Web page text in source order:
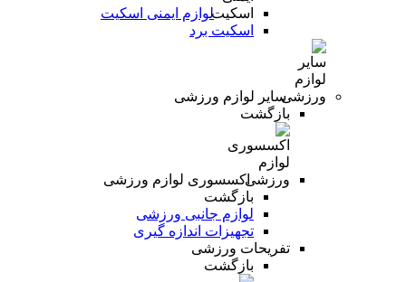
لوازم ایمنی اسکیت
اسکیت برد
سایر لوازم ورزشی
بازگشت
اکسسوری لوازم ورزشی
بازگشت
لوازم جانبی ورزشی
تجهیزات اندازه گیری
تفریحات ورزشی
بازگشت